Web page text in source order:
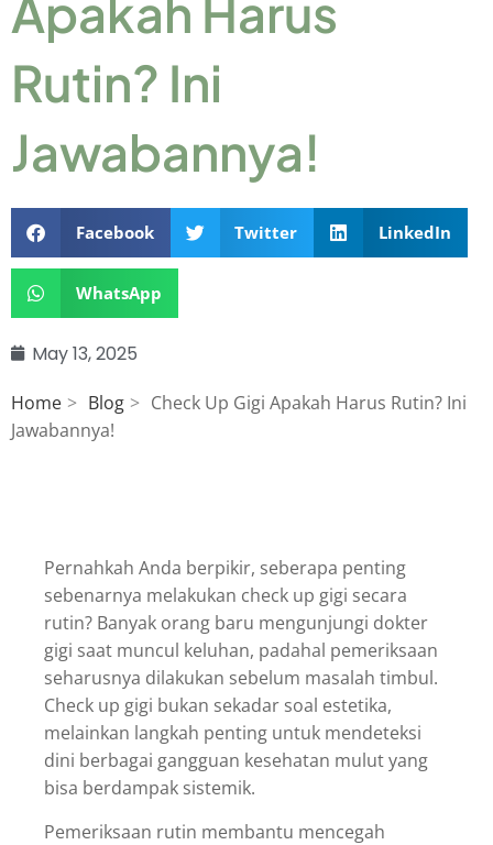
Rutin? Ini
Jawabannya!
Facebook Twitter LinkedIn
WhatsApp
May 13, 2025
Home Blog
Check Up Gigi Apakah Harus Rutin? Ini
Jawabannya!
Pernahkah Anda berpikir, seberapa penting
sebenarnya melakukan check up gigi secara
rutin? Banyak orang baru mengunjungi dokter
gigi saat muncul keluhan, padahal pemeriksaan
seharusnya dilakukan sebelum masalah timbul.
Check up gigi bukan sekadar soal estetika,
melainkan langkah penting untuk mendeteksi
dini berbagai gangguan kesehatan mulut yang
bisa berdampak sistemik.
Pemeriksaan rutin membantu mencegah